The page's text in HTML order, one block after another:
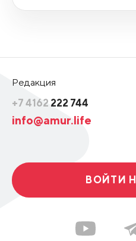
Редакция
+7 4162 222 744
info@amur.life
ВОЙТИ